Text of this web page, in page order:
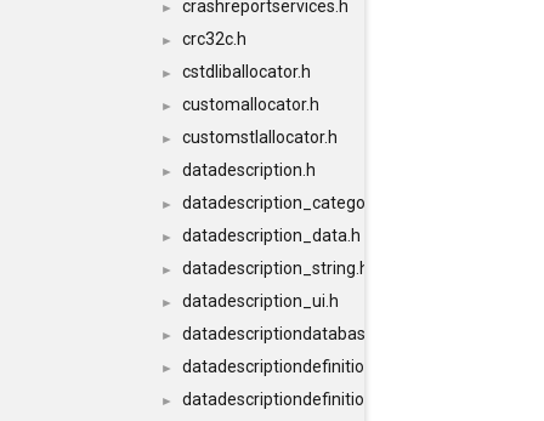
► crashreportservices.h
► crc32c.h
► cstdliballocator.h
► customallocator.h
► customstlallocator.h
► datadescription.h
► datadescription_category.h
► datadescription_data.h
► datadescription_string.h
► datadescription_ui.h
► datadescriptiondatabase.h
► datadescriptiondefinition.h
► datadescriptiondefinition_conversion.h